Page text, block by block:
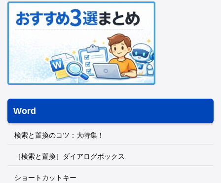
Word
検索と置換のコツ：大特集！
［検索と置換］ダイアログボックス
ショートカットキー